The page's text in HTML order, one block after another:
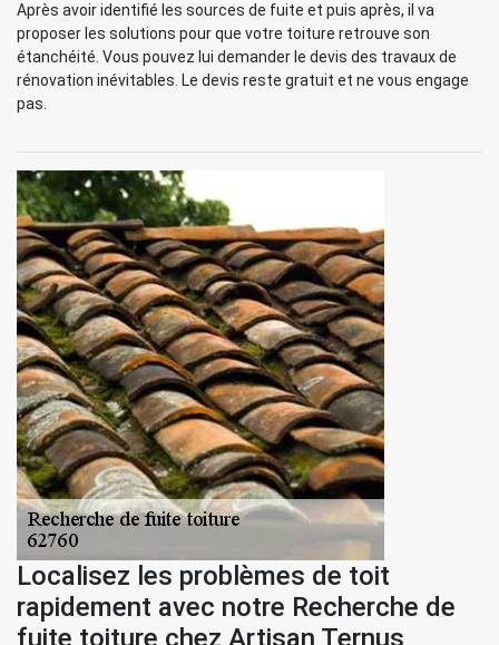
Après avoir identifié les sources de fuite et puis après, il va
proposer les solutions pour que votre toiture retrouve son
étanchéité. Vous pouvez lui demander le devis des travaux de
rénovation inévitables. Le devis reste gratuit et ne vous engage
pas.
Localisez les problèmes de toit
rapidement avec notre Recherche de
fuite toiture chez Artisan Ternus